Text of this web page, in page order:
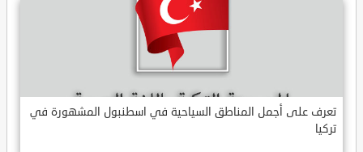
تعرف على أجمل المناطق السياحية في اسطنبول المشهورة في
تركيا